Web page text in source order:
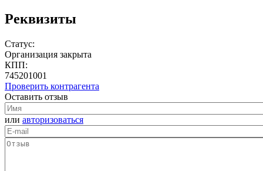
Реквизиты
Статус:
Организация закрыта
КПП:
745201001
Проверить контрагента
Оставить отзыв
или авторизоваться